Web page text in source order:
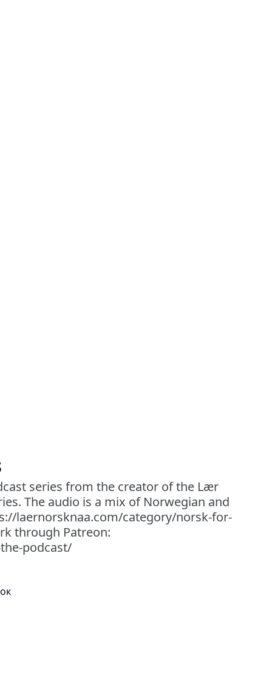
series from the creator of the Lær
The audio is a mix of Norwegian and
laernorsknaa.com/category/norsk-for-
through Patreon:
podcast/